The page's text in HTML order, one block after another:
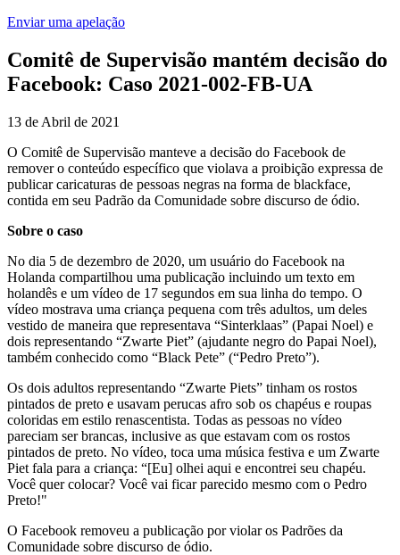
Enviar uma apelação
Comitê de Supervisão mantém decisão do
Facebook: Caso 2021-002-FB-UA
13 de Abril de 2021
O Comitê de Supervisão manteve a decisão do Facebook de
remover o conteúdo específico que violava a proibição expressa de
publicar caricaturas de pessoas negras na forma de blackface,
contida em seu Padrão da Comunidade sobre discurso de ódio.
Sobre o caso
No dia 5 de dezembro de 2020, um usuário do Facebook na
Holanda compartilhou uma publicação incluindo um texto em
holandês e um vídeo de 17 segundos em sua linha do tempo. O
vídeo mostrava uma criança pequena com três adultos, um deles
vestido de maneira que representava “Sinterklaas” (Papai Noel) e
dois representando “Zwarte Piet” (ajudante negro do Papai Noel),
também conhecido como “Black Pete” (“Pedro Preto”).
Os dois adultos representando “Zwarte Piets” tinham os rostos
pintados de preto e usavam perucas afro sob os chapéus e roupas
coloridas em estilo renascentista. Todas as pessoas no vídeo
pareciam ser brancas, inclusive as que estavam com os rostos
pintados de preto. No vídeo, toca uma música festiva e um Zwarte
Piet fala para a criança: “[Eu] olhei aqui e encontrei seu chapéu.
Você quer colocar? Você vai ficar parecido mesmo com o Pedro
Preto!"
O Facebook removeu a publicação por violar os Padrões da
Comunidade sobre discurso de ódio.